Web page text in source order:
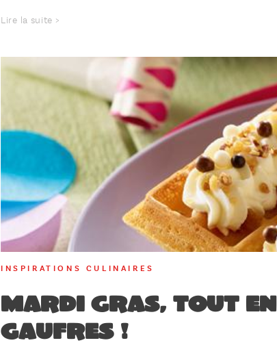
Lire la suite >
INSPIRATIONS CULINAIRES
Mardi Gras, tout en
gaufres !